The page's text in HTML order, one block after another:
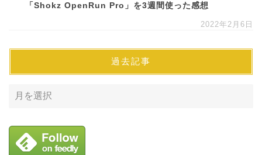
「Shokz OpenRun Pro」を3週間使った感想
2022年2月6日
過去記事